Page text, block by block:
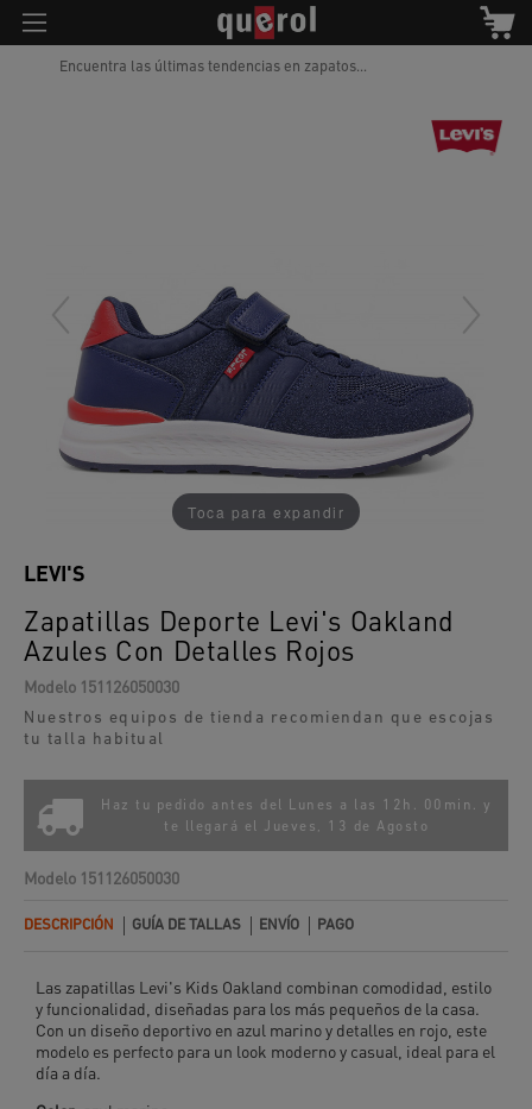
Encuentra las últimas tendencias en zapatos...
Toca para expandir
Zapatillas Deporte Levi's Oakland
Azules Con Detalles Rojos
LEVI'S
Modelo 151126050030
Nuestros equipos de tienda recomiendan que escojas
tu talla habitual
Haz tu pedido antes del Lunes a las 12h. 00min. y
te llegará el Jueves, 13 de Agosto
Modelo 151126050030
DESCRIPCIÓN GUÍA DE TALLAS ENVÍO PAGO
Las zapatillas Levi's Kids Oakland combinan comodidad, estilo
y funcionalidad, diseñadas para los más pequeños de la casa.
Con un diseño deportivo en azul marino y detalles en rojo, este
modelo es perfecto para un look moderno y casual, ideal para el
día a día.